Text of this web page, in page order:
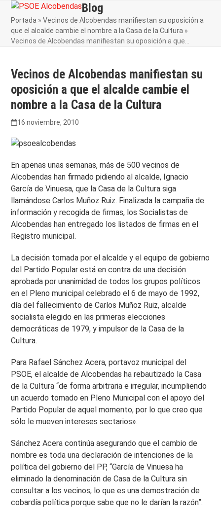
Skip
content
Open
mobile
menu
Close
mobile
menu
Blog
Portada »Vecinos de Alcobendas manifiestan su oposición a
que el alcalde cambie el nombre a la Casa de la Cultura »
Vecinos de Alcobendas manifiestan su oposición a que…
Vecinos de Alcobendas manifiestan su
oposición a que el alcalde cambie el
nombre a la Casa de la Cultura
16 noviembre, 2010
En apenas unas semanas, más de 500 vecinos de
Alcobendas han firmado pidiendo al alcalde, Ignacio
García de Vinuesa, que la Casa de la Cultura siga
llamándose Carlos Muñoz Ruiz. Finalizada la campaña de
información y recogida de firmas, los Socialistas de
Alcobendas han entregado los listados de firmas en el
Registro municipal.
La decisión tomada por el alcalde y el equipo de gobierno
del Partido Popular está en contra de una decisión
aprobada por unanimidad de todos los grupos políticos
en el Pleno municipal celebrado el 6 de mayo de 1992,
día del fallecimiento de Carlos Muñoz Ruiz, alcalde
socialista elegido en las primeras elecciones
democráticas de 1979, y impulsor de la Casa de la
Cultura.
Para Rafael Sánchez Acera, portavoz municipal del
PSOE, el alcalde de Alcobendas ha rebautizado la Casa
de la Cultura “de forma arbitraria e irregular, incumpliendo
un acuerdo tomado en Pleno Municipal con el apoyo del
Partido Popular de aquel momento, por lo que creo que
sólo le mueven intereses sectarios».
Sánchez Acera continúa asegurando que el cambio de
nombre es toda una declaración de intenciones de la
política del gobierno del PP, “García de Vinuesa ha
eliminado la denominación de Casa de la Cultura sin
consultar a los vecinos, lo que es una demostración de
cobardía política porque sabe que no le darían la razón”.